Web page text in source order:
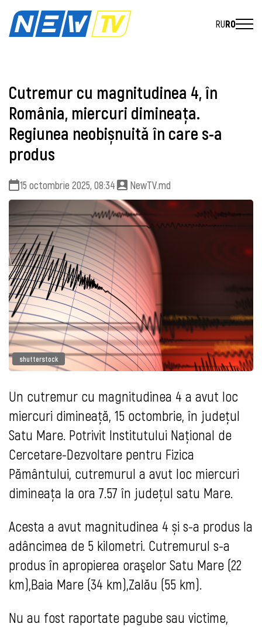
RURO
Cutremur cu magnitudinea 4, în
România, miercuri dimineața.
Regiunea neobișnuitǎ în care s-a
produs
15 octombrie 2025, 08:34 NewTV.md
shutterstock
Un cutremur cu magnitudinea 4 a avut loc
miercuri dimineață, 15 octombrie, în județul
Satu Mare. Potrivit Institutului Naţional de
Cercetare-Dezvoltare pentru Fizica
Pământului, cutremurul a avut loc miercuri
dimineața la ora 7.57 în județul satu Mare.
Acesta a avut magnitudinea 4 și s-a produs la
adâncimea de 5 kilometri. Cutremurul s-a
produs în apropierea oraşelor Satu Mare (22
km),Baia Mare (34 km),Zalău (55 km).
Nu au fost raportate pagube sau victime,